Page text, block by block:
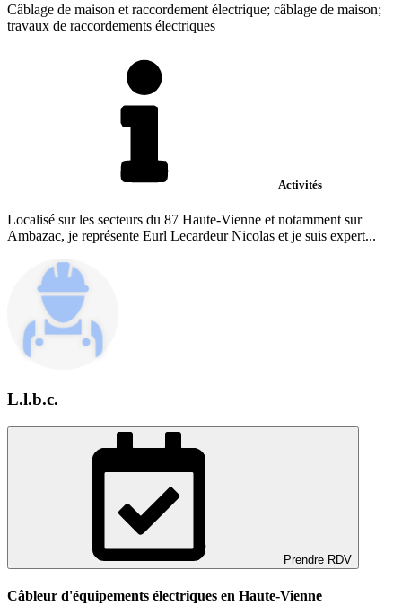
Câblage de maison et raccordement électrique; câblage de maison;
travaux de raccordements électriques
Activités
Localisé sur les secteurs du 87 Haute-Vienne et notamment sur
Ambazac, je représente Eurl Lecardeur Nicolas et je suis expert...
L.l.b.c.
Prendre RDV
Câbleur d'équipements électriques en Haute-Vienne